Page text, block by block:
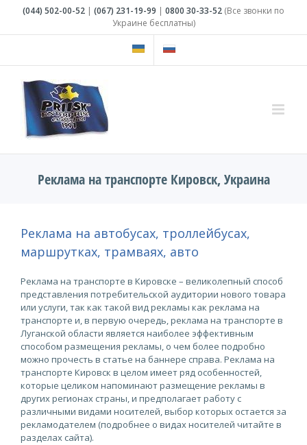
content
(044) 502-00-52 | (067) 231-19-99 | 0800 30-33-52 (Все звонки по
Украине бесплатны)
Реклама на транспорте Кировск, Украина
Реклама на автобусах, троллейбусах,
маршрутках, трамваях, авто
Реклама на транспорте в Кировске – великолепный способ
представления потребительской аудитории нового товара
или услуги, так как такой вид рекламы как реклама на
транспорте и, в первую очередь, реклама на транспорте в
Луганской области является наиболее эффективным
способом размещения рекламы, о чем более подробно
можно прочесть в статье на баннере справа. Реклама на
транспорте Кировск в целом имеет ряд особенностей,
которые целиком напоминают размещение рекламы в
других регионах страны, и предполагает работу с
различными видами носителей, выбор которых остается за
рекламодателем (подробнее о видах носителей читайте в
разделах сайта).